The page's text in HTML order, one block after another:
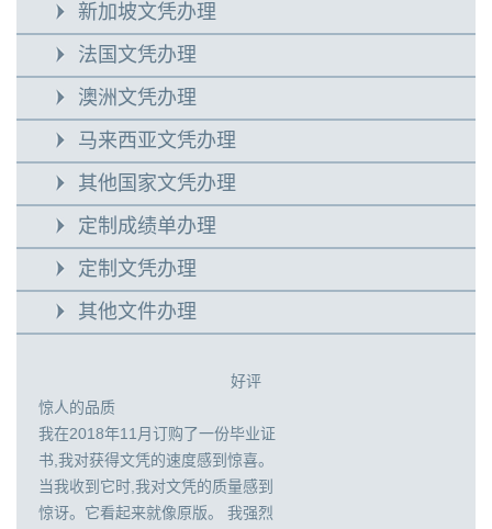
新加坡文凭办理
法国文凭办理
澳洲文凭办理
马来西亚文凭办理
其他国家文凭办理
定制成绩单办理
定制文凭办理
其他文件办理
好评
惊人的品质
我在2018年11月订购了一份毕业证
书,我对获得文凭的速度感到惊喜。
当我收到它时,我对文凭的质量感到
惊讶。它看起来就像原版。 我强烈